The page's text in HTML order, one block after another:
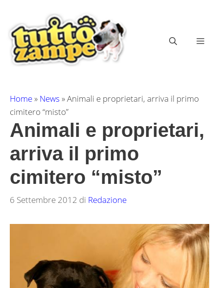
contenuto
Home» News »Animali e proprietari, arriva il primo
cimitero “misto”
Animali e proprietari,
arriva il primo
cimitero “misto”
6 Settembre 2012 di Redazione